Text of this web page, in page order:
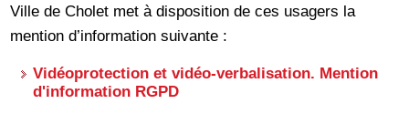
Ville de Cholet met à disposition de ces usagers la
mention d’information suivante :
Vidéoprotection et vidéo-verbalisation. Mention
d'information RGPD